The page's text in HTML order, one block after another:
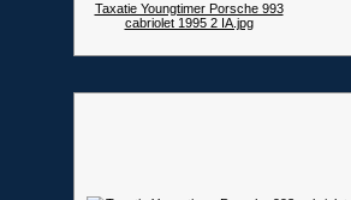
Taxatie Youngtimer Porsche 993
cabriolet 1995 2 IA.jpg